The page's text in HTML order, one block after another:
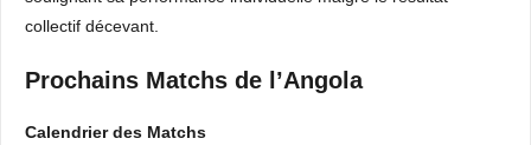
collectif décevant.
Prochains Matchs de l’Angola
Calendrier des Matchs